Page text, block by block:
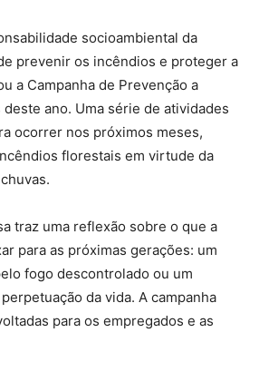
socioambiental da
prevenir os incêndios e proteger a
a Campanha de Prevenção a
ano. Uma série de atividades
ocorrer nos próximos meses,
florestais em virtude da
traz uma reflexão sobre o que a
para as próximas gerações: um
fogo descontrolado ou um
da vida. A campanha
para os empregados e as